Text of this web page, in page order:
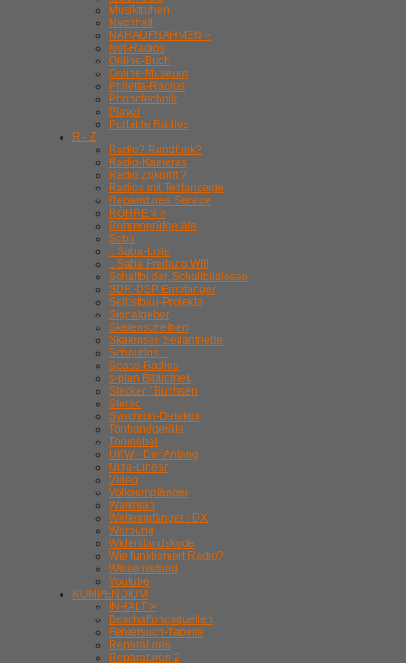
Musiktruhen
Nachhall
NAHAUFNAHMEN >
Not-Radios
Online-Buch
Online-Museum
Philetta-Radios
Phonotechnik
Player
Portable Radios
R - Z
Radio? Rundfunk?
Radio-Kameras
Radio Zukunft ?
Radios mit Textanzeige
Reparaturen Service
RÖHREN >
Röhrenprüfgeräte
Saba
.. Saba-Liste
.. Saba Freiburg WIII
Schaltbilder, Schaltbildlesen
SDR-DSP Empfänger
Selbstbau-Projekte
Signalgeber
Skalenscheiben
Skalenseil Seilantriebe
Schnurlos ...
Spass-Radios
s-plan Bibliothek
Stecker / Buchsen
Stereo
Synchron-Detektor
Tonbandgeräte
Tonmöbel
UKW - Der Anfang
Ultra-Linear
Video
Volksempfänger
Walkman
Weltempfänger / DX
Werbung
Widerstandskode
Wie funktioniert Radio?
Wissensstand
Youtube
KOMPENDIUM
INHALT >
Beschaffungsquellen
Fehlersuch-Tabelle
Reparaturen
Reparaturen 2